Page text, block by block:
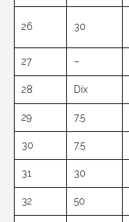
26 30
27 –
28 Dix
29 7.5
30 7.5
31 30
32 50